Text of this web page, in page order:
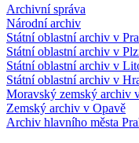
Archivní správa
Národní archiv
Státní oblastní archiv v
Státní oblastní archiv v
Státní oblastní archiv v
Státní oblastní archiv v
Moravský zemský archiv
Zemský archiv v Opavě
Archiv hlavního města